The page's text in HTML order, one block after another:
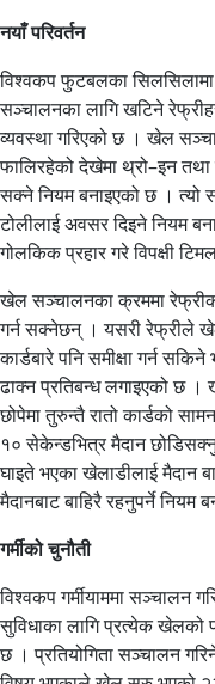
नयाँ परिवर्तन
विश्वकप फुटबलका
सञ्चालनका लागि खटिने
व्यवस्था गरिएको छ । खेल
फालिरहेको देखेमा थ्रो–इन
सक्ने नियम बनाइएको छ । त्यो
टोलीलाई अवसर दिइने नियम
गोलकिक प्रहार गरे विपक्षी
खेल सञ्चालनका क्रममा
गर्न सक्नेछन् । यसरी रेफ्रीले
कार्डबारे पनि समीक्षा गर्न
ढाक्न प्रतिबन्ध लगाइएको छ
छोपेमा तुरुन्तै रातो कार्डको
१० सेकेन्डभित्र मैदान
घाइते भएका खेलाडीलाई मैदान
मैदानबाट बाहिरै रहनुपर्ने नियम
गर्मीको चुनौती
विश्वकप गर्मीयाममा
सुविधाका लागि प्रत्येक खेलको
छ । प्रतियोगिता सञ्चालन